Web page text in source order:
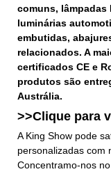
comuns, lâmpadas
luminárias
embutidas,
relacionados. A
certificados CE e
produtos são
Austrália.
>>Clique para
A King Show pode
personalizadas com
Concentramo-nos